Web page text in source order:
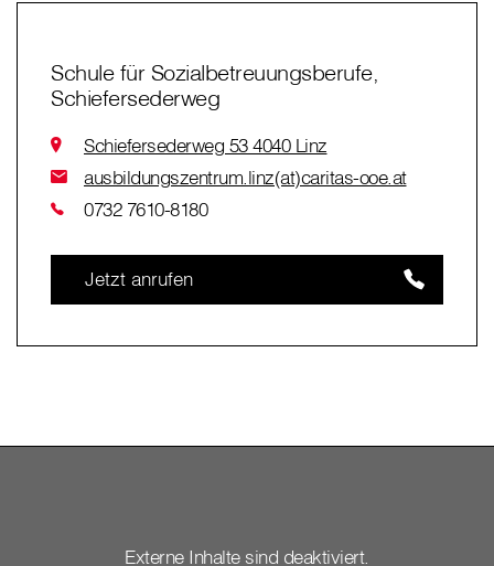
Schule für Sozialbetreuungsberufe,
Schiefersederweg
Schiefersederweg 53 4040 Linz
ausbildungszentrum.linz(at)caritas-ooe.at
0732 7610-8180
Jetzt anrufen
Externe Inhalte sind deaktiviert.